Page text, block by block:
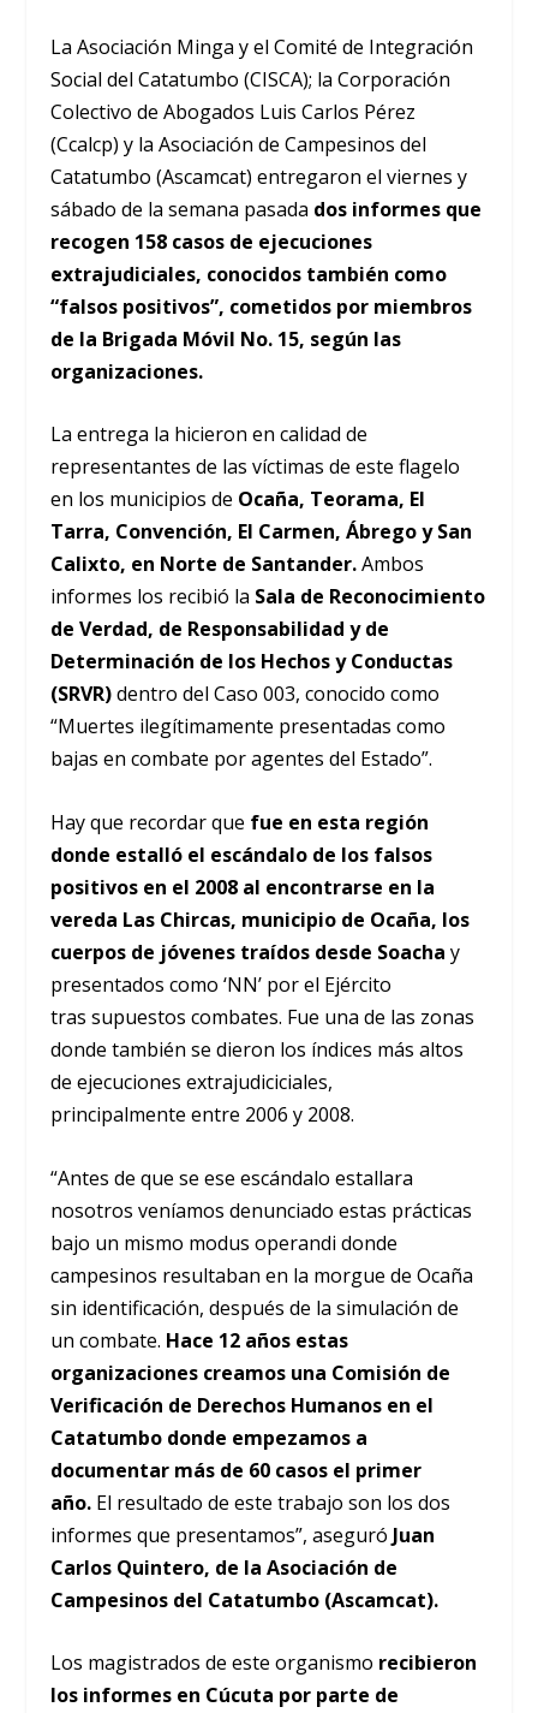
La Asociación Minga y el Comité de Integración
Social del Catatumbo (CISCA); la Corporación
Colectivo de Abogados Luis Carlos Pérez
(Ccalcp) y la Asociación de Campesinos del
Catatumbo (Ascamcat) entregaron el viernes y
sábado de la semana pasada dos informes que
recogen 158 casos de ejecuciones
extrajudiciales, conocidos también como
“falsos positivos”, cometidos por miembros
de la Brigada Móvil No. 15, según las
organizaciones.
La entrega la hicieron en calidad de
representantes de las víctimas de este flagelo
en los municipios de Ocaña, Teorama, El
Tarra, Convención, El Carmen, Ábrego y San
Calixto, en Norte de Santander.Ambos
informes los recibió la Sala de Reconocimiento
de Verdad, de Responsabilidad y de
Determinación de los Hechos y Conductas
(SRVR)dentro del Caso 003, conocido como
“Muertes ilegítimamente presentadas como
bajas en combate por agentes del Estado”.
Hay que recordar que fue en esta región
donde estalló el escándalo de los falsos
positivos en el 2008 al encontrarse en la
vereda Las Chircas, municipio de Ocaña, los
cuerpos de jóvenes traídos desde Soachay
presentados como ‘NN’ por el Ejército
tras supuestos combates. Fue una de las zonas
donde también se dieron los índices más altos
de ejecuciones extrajudiciciales,
principalmente entre 2006 y 2008.
“Antes de que se ese escándalo estallara
nosotros veníamos denunciado estas prácticas
bajo un mismo modus operandi donde
campesinos resultaban en la morgue de Ocaña
sin identificación, después de la simulación de
un combate. Hace 12 años estas
organizaciones creamos una Comisión de
Verificación de Derechos Humanos en el
Catatumbo donde empezamos a
documentar más de 60 casos el primer
año. El resultado de este trabajo son los dos
informes que presentamos”, aseguró Juan
Carlos Quintero, de la Asociación de
Campesinos del Catatumbo (Ascamcat).
Los magistrados de este organismo recibieron
los informes en Cúcuta por parte de